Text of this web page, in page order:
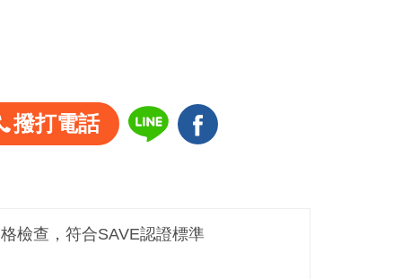
撥打電話
檢查，符合SAVE認證標準